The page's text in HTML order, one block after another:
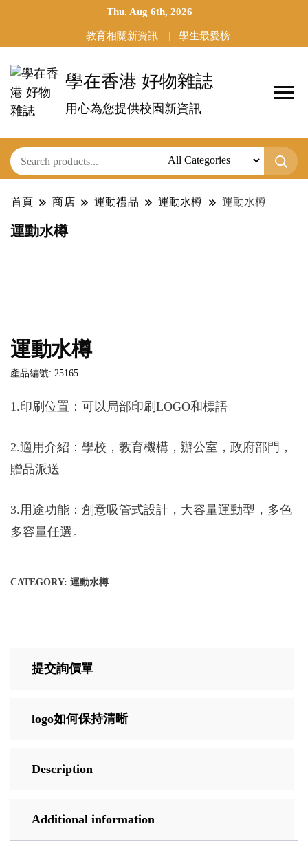
Thu. Aug 6th, 2026
教育相關新資訊 學生最愛榜
學在香港 好物雜誌
用心為您提供校園新資訊
首頁 商店 運動禮品 運動水樽 運動水樽
運動水樽
運動水樽
產品編號: 25165
1.印刷位置：可以局部印刷LOGO和標語
2.適用介紹：學校，教育機構，辦公室，政府部門，
贈品派送
3.用途功能：創意吸管式設計，大容量運動型，多色
多容量任選。
CATEGORY: 運動水樽
提交詢價單
logo如何保持清晰
Description
Additional information